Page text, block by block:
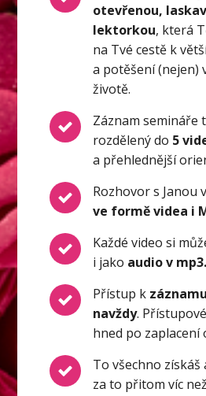
otevřenou,
lektorkou, která
na Tvé cestě k
a potěšení (nejen)
životě.
Záznam semináře
rozdělený do 5
a přehlednější
Rozhovor s Janou
ve formě videa i
Každé video si
i jako audio v mp3.
Přístup k
navždy.
hned po zaplacení
To všechno získáš
za to přitom víc